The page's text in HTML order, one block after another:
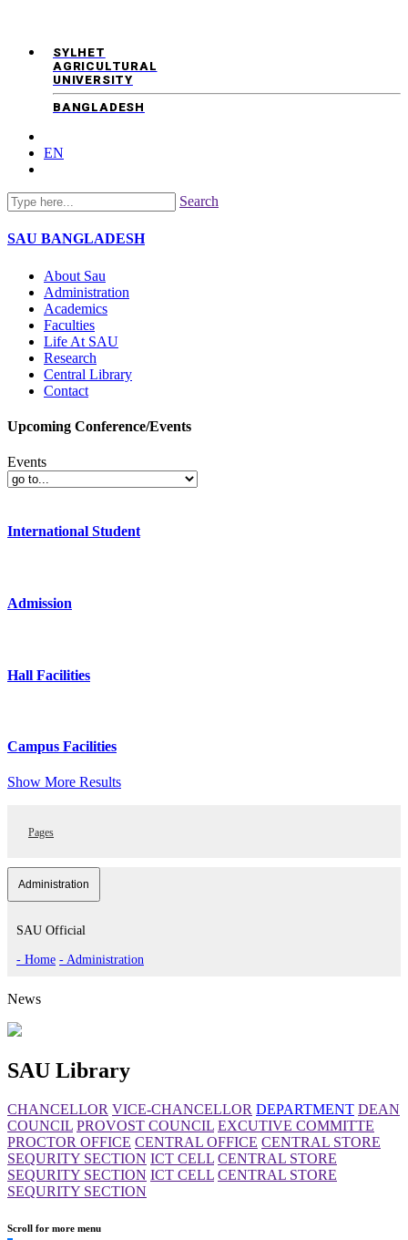
SYLHET
AGRICULTURAL
UNIVERSITY
BANGLADESH
EN
Search
SAU BANGLADESH
About Sau
Administration
Academics
Faculties
Life At SAU
Research
Central Library
Contact
Upcoming Conference/Events
Events
International Student
Admission
Hall Facilities
Campus Facilities
Show More Results
Pages
Administration
SAU Official
- Home - Administration
News
SAU Library
CHANCELLOR VICE-CHANCELLOR DEPARTMENT DEAN
COUNCIL PROVOST COUNCIL EXCUTIVE COMMITTE
PROCTOR OFFICE CENTRAL OFFICE CENTRAL STORE
SEQURITY SECTION ICT CELL CENTRAL STORE
SEQURITY SECTION ICT CELL CENTRAL STORE
SEQURITY SECTION
Scroll for more menu